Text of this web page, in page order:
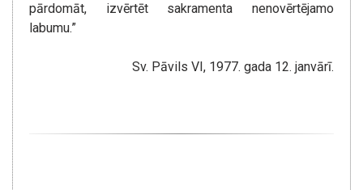
pārdomāt, izvērtēt sakramenta nenovērtējamo
labumu.”
Sv. Pāvils VI, 1977. gada 12. janvārī.